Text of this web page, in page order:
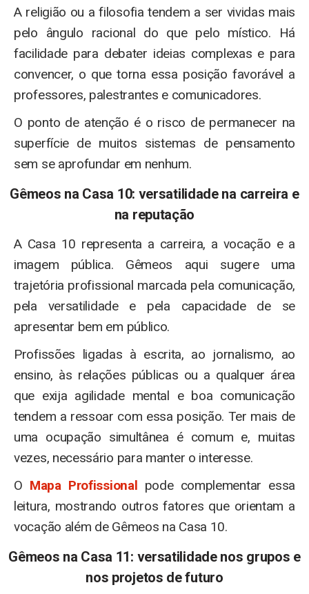
A religião ou a filosofia tendem a ser vividas mais
pelo ângulo racional do que pelo místico. Há
facilidade para debater ideias complexas e para
convencer, o que torna essa posição favorável a
professores, palestrantes e comunicadores.
O ponto de atenção é o risco de permanecer na
superfície de muitos sistemas de pensamento
sem se aprofundar em nenhum.
Gêmeos na Casa 10: versatilidade na carreira e
na reputação
A Casa 10 representa a carreira, a vocação e a
imagem pública. Gêmeos aqui sugere uma
trajetória profissional marcada pela comunicação,
pela versatilidade e pela capacidade de se
apresentar bem em público.
Profissões ligadas à escrita, ao jornalismo, ao
ensino, às relações públicas ou a qualquer área
que exija agilidade mental e boa comunicação
tendem a ressoar com essa posição. Ter mais de
uma ocupação simultânea é comum e, muitas
vezes, necessário para manter o interesse.
O Mapa Profissional pode complementar essa
leitura, mostrando outros fatores que orientam a
vocação além de Gêmeos na Casa 10.
Gêmeos na Casa 11: versatilidade nos grupos e
nos projetos de futuro